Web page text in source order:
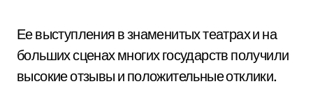
Ее выступления в знаменитых театрах и на
больших сценах многих государств получили
высокие отзывы и положительные отклики.